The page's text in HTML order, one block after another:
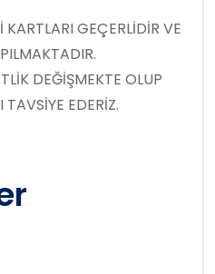
GEÇERLİDİR VE
DEĞİŞMEKTE OLUP
EDERİZ.